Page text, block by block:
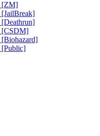
[ZM]
[JailBreak]
[Deathrun]
[CSDM]
[Biohazard]
[Public]